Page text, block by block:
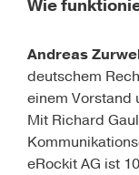
Wie
Andreas
deutschem
einem Vorstand
Mit Richard
eRockit AG ist